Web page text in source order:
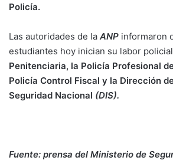
Policía.
Las autoridades de la ANP informaron
estudiantes hoy inician su labor
Penitenciaria, la Policía Profesional
Policía Control Fiscal y la Dirección
Seguridad Nacional (DIS).
Fuente: prensa del Ministerio de